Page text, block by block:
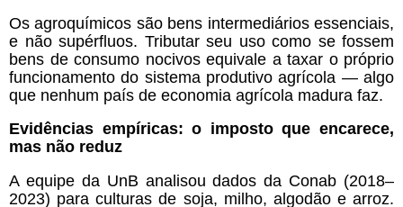
Os agroquímicos são bens intermediários essenciais,
e não supérfluos. Tributar seu uso como se fossem
bens de consumo nocivos equivale a taxar o próprio
funcionamento do sistema produtivo agrícola — algo
que nenhum país de economia agrícola madura faz.
Evidências empíricas: o imposto que encarece,
mas não reduz
A equipe da UnB analisou dados da Conab (2018–
2023) para culturas de soja, milho, algodão e arroz.